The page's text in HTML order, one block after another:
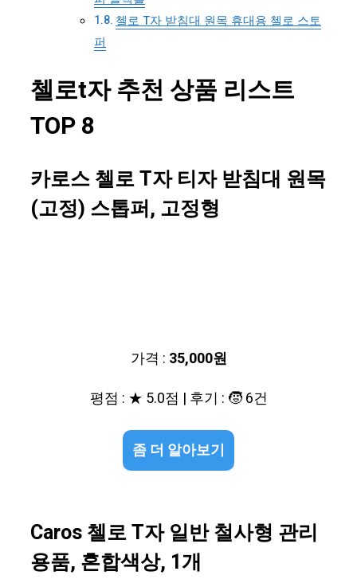
첼로 T자 받침대 원목 휴대용 첼로 스토
퍼
첼로t자 추천 상품 리스트
TOP 8
카로스 첼로 T자 티자 받침대 원목
(고정) 스톱퍼, 고정형
가격 : 35,000원
평점 : ★ 5.0점 | 후기 : 🧒 6건
좀 더 알아보기
Caros 첼로 T자 일반 철사형 관리
용품, 혼합색상, 1개